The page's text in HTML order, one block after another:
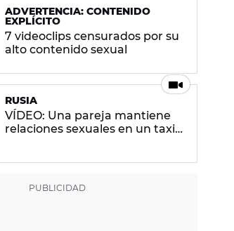
ADVERTENCIA: CONTENIDO
EXPLÍCITO
7 videoclips censurados por su
alto contenido sexual
RUSIA
VÍDEO: Una pareja mantiene
relaciones sexuales en un taxi